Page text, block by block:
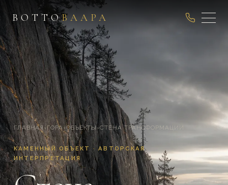
ВОТТОВААРА
ГЛАВНАЯ›ГОРА›ОБЪЕКТЫ›СТЕНА ТРАНСФОРМАЦИИ
КАМЕННЫЙ ОБЪЕКТ · АВТОРСКАЯ
ИНТЕРПРЕТАЦИЯ